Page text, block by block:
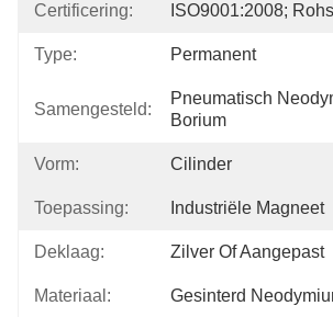
Certificering: ISO9001:2008;
Type: Permanent
Samengesteld:
Pneumatisch
Borium
Vorm: Cilinder
Toepassing: Industriële Magneet
Deklaag: Zilver Of Aangepast
Materiaal: Gesinterd